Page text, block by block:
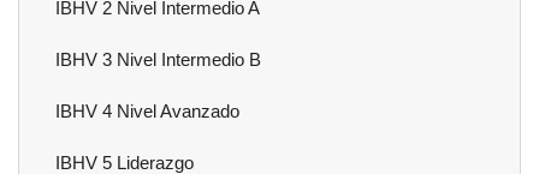
IBHV 2 Nivel Intermedio A
IBHV 3 Nivel Intermedio B
IBHV 4 Nivel Avanzado
IBHV 5 Liderazgo